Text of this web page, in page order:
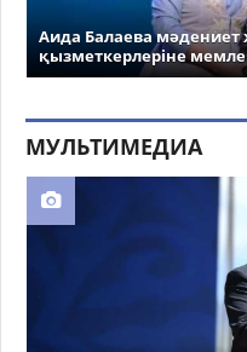
Аида Балаева
қызметкерлеріне
МУЛЬТИМЕДИА